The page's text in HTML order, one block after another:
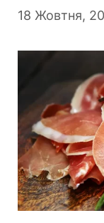
18 Жовтня,